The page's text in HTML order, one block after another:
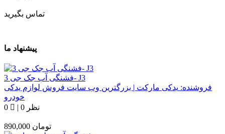
تماس بگیرید
پیشنهاد ما
فشنگی آب جک جی 3- J3
فروشنده: یدکی مارکت | بزرگترین وب سایت فروش لوازم یدکی
خودرو
0
| 0 نظر
890,000 تومان